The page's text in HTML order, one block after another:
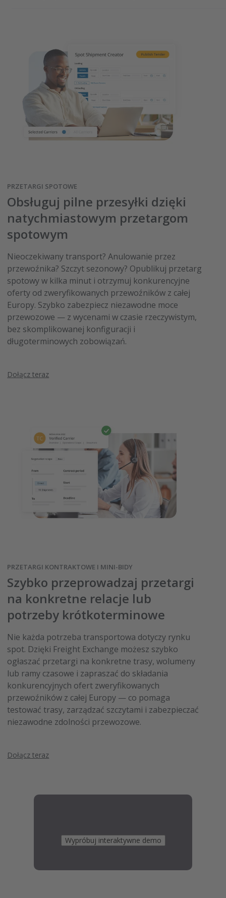
PRZETARGI SPOTOWE
Obsługuj pilne przesyłki dzięki
natychmiastowym przetargom
spotowym
Nieoczekiwany transport? Anulowanie przez
przewoźnika? Szczyt sezonowy? Opublikuj przetarg
spotowy w kilka minut i otrzymuj konkurencyjne
oferty od zweryfikowanych przewoźników z całej
Europy. Szybko zabezpiecz niezawodne moce
przewozowe — z wycenami w czasie rzeczywistym,
bez skomplikowanej konfiguracji i
długoterminowych zobowiązań.
Dołącz teraz
PRZETARGI KONTRAKTOWE I MINI-BIDY
Szybko przeprowadzaj przetargi
na konkretne relacje lub
potrzeby krótkoterminowe
Nie każda potrzeba transportowa dotyczy rynku
spot. Dzięki Freight Exchange możesz szybko
ogłaszać przetargi na konkretne trasy, wolumeny
lub ramy czasowe i zapraszać do składania
konkurencyjnych ofert zweryfikowanych
przewoźników z całej Europy — co pomaga
testować trasy, zarządzać szczytami i zabezpieczać
niezawodne zdolności przewozowe.
Dołącz teraz
Wypróbuj interaktywne demo